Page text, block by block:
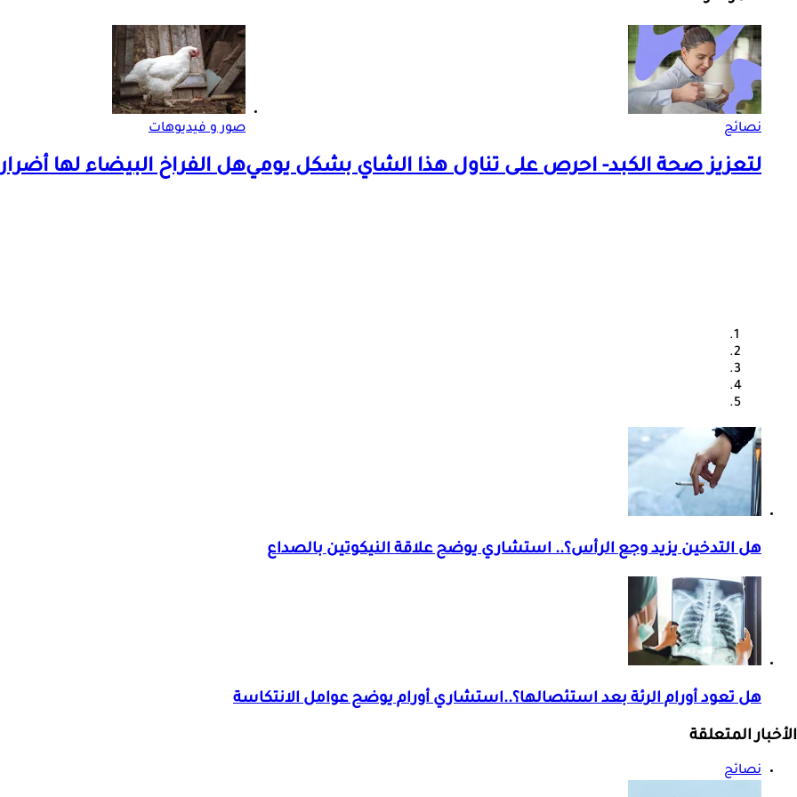
نصائح
لتعزيز صحة الكبد- احرص على تناول هذا الشاي بشكل يومي
صور و فيديوهات
هل الفراخ البيضاء لها
هل التدخين يزيد وجع الرأس؟.. استشاري يوضح علاقة النيكوتين بالصداع
هل تعود أورام الرئة بعد استئصالها؟..استشاري أورام يوضح عوامل الانتكاسة
الأخبار المتعلقة
نصائح